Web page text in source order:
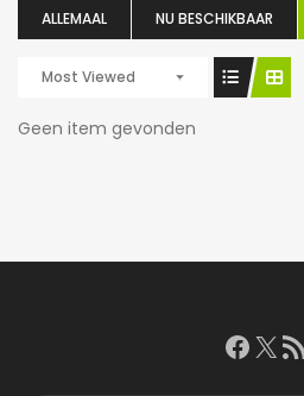
ALLEMAAL NU BESCHIKBAAR
Most Viewed
Geen item gevonden
X